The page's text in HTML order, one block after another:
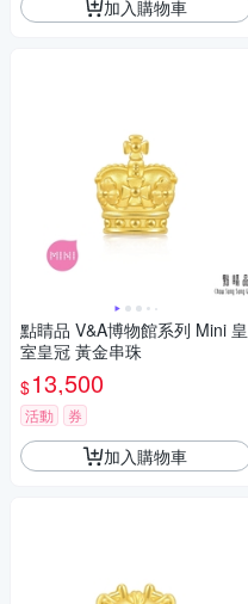
加入購物車
點睛品 V&A博物館系列 Mini 皇
室皇冠 黃金串珠
$13,500
活動 券
加入購物車